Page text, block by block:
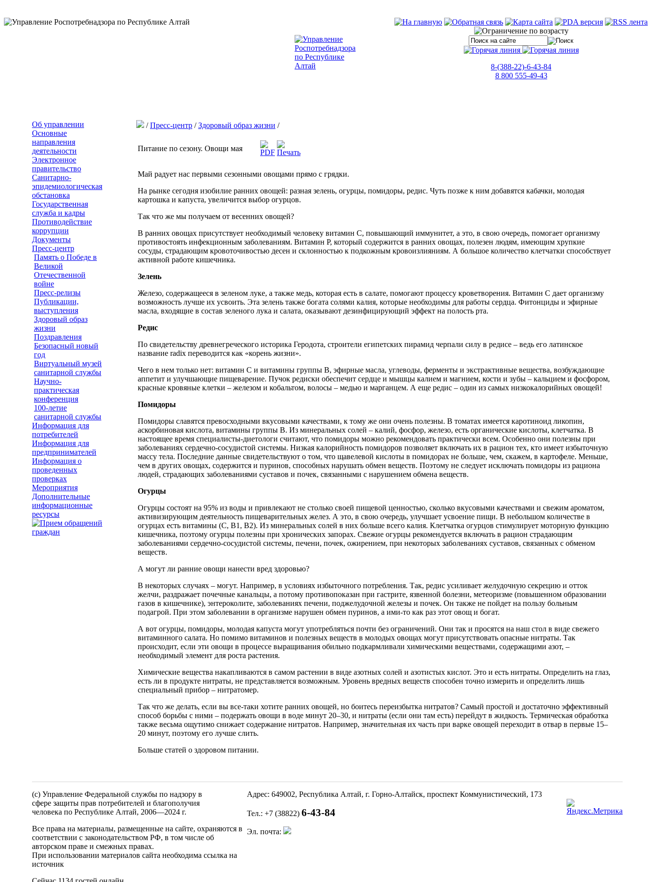
8-(388-22)-6-43-84
8 800 555-49-43
Об управлении
Основные
направления
деятельности
Электронное
правительство
Санитарно-
эпидемиологическая
обстановка
Государственная
служба и кадры
Противодействие
коррупции
Документы
Пресс-центр
Память о Победе в
Великой
Отечественной
войне
Пресс-релизы
Публикации,
выступления
Здоровый образ
жизни
Поздравления
Безопасный новый
год
Виртуальный музей
санитарной службы
Научно-
практическая
конференция
100-летие
санитарной службы
Информация для
потребителей
Информация для
предпринимателей
Информация о
проведенных
проверках
Мероприятия
Дополнительные
информационные
ресурсы
/Пресс-центр /Здоровый образ жизни /
Питание по сезону. Овощи мая
Май радует нас первыми сезонными овощами прямо с грядки.
На рынке сегодня изобилие ранних овощей: разная зелень, огурцы, помидоры, редис. Чуть позже к ним добавятся кабачки, молодая
картошка и капуста, увеличится выбор огурцов.
Так что же мы получаем от весенних овощей?
В ранних овощах присутствует необходимый человеку витамин С, повышающий иммунитет, а это, в свою очередь, помогает организму
противостоять инфекционным заболеваниям. Витамин Р, который содержится в ранних овощах, полезен людям, имеющим хрупкие
сосуды, страдающим кровоточивостью десен и склонностью к подкожным кровоизлияниям. А большое количество клетчатки способствует
активной работе кишечника.
Зелень
Железо, содержащееся в зеленом луке, а также медь, которая есть в салате, помогают процессу кроветворения. Витамин С дает организму
возможность лучше их усвоить. Эта зелень также богата солями калия, которые необходимы для работы сердца. Фитонциды и эфирные
масла, входящие в состав зеленого лука и салата, оказывают дезинфицирующий эффект на полость рта.
Редис
По свидетельству древнегреческого историка Геродота, строители египетских пирамид черпали силу в редисе – ведь его латинское
название radix переводится как «корень жизни».
Чего в нем только нет: витамин С и витамины группы В, эфирные масла, углеводы, ферменты и экстрактивные вещества, возбуждающие
аппетит и улучшающие пищеварение. Пучок редиски обеспечит сердце и мышцы калием и магнием, кости и зубы – кальцием и фосфором,
красные кровяные клетки – железом и кобальтом, волосы – медью и марганцем. А еще редис – один из самых низкокалорийных овощей!
Помидоры
Помидоры славятся превосходными вкусовыми качествами, к тому же они очень полезны. В томатах имеется каротиноид ликопин,
аскорбиновая кислота, витамины группы В. Из минеральных солей – калий, фосфор, железо, есть органические кислоты, клетчатка. В
настоящее время специалисты-диетологи считают, что помидоры можно рекомендовать практически всем. Особенно они полезны при
заболеваниях сердечно-сосудистой системы. Низкая калорийность помидоров позволяет включать их в рацион тех, кто имеет избыточную
массу тела. Последние данные свидетельствуют о том, что щавелевой кислоты в помидорах не больше, чем, скажем, в картофеле. Меньше,
чем в других овощах, содержится и пуринов, способных нарушать обмен веществ. Поэтому не следует исключать помидоры из рациона
людей, страдающих заболеваниями суставов и почек, связанными с нарушением обмена веществ.
Огурцы
Огурцы состоят на 95% из воды и привлекают не столько своей пищевой ценностью, сколько вкусовыми качествами и свежим ароматом,
активизирующим деятельность пищеварительных желез. А это, в свою очередь, улучшает усвоение пищи. В небольшом количестве в
огурцах есть витамины (С, В1, В2). Из минеральных солей в них больше всего калия. Клетчатка огурцов стимулирует моторную функцию
кишечника, поэтому огурцы полезны при хронических запорах. Свежие огурцы рекомендуется включать в рацион страдающим
заболеваниями сердечно-сосудистой системы, печени, почек, ожирением, при некоторых заболеваниях суставов, связанных с обменом
веществ.
А могут ли ранние овощи нанести вред здоровью?
В некоторых случаях – могут. Например, в условиях избыточного потребления. Так, редис усиливает желудочную секрецию и отток
желчи, раздражает почечные канальцы, а потому противопоказан при гастрите, язвенной болезни, метеоризме (повышенном образовании
газов в кишечнике), энтероколите, заболеваниях печени, поджелудочной железы и почек. Он также не пойдет на пользу больным
подагрой. При этом заболевании в организме нарушен обмен пуринов, а ими-то как раз этот овощ и богат.
А вот огурцы, помидоры, молодая капуста могут употребляться почти без ограничений. Они так и просятся на наш стол в виде свежего
витаминного салата. Но помимо витаминов и полезных веществ в молодых овощах могут присутствовать опасные нитраты. Так
происходит, если эти овощи в процессе выращивания обильно подкармливали химическими веществами, содержащими азот, –
необходимый элемент для роста растения.
Химические вещества накапливаются в самом растении в виде азотных солей и азотистых кислот. Это и есть нитраты. Определить на глаз,
есть ли в продукте нитраты, не представляется возможным. Уровень вредных веществ способен точно измерить и определить лишь
специальный прибор – нитратомер.
Так что же делать, если вы все-таки хотите ранних овощей, но боитесь переизбытка нитратов? Самый простой и достаточно эффективный
способ борьбы с ними – подержать овощи в воде минут 20–30, и нитраты (если они там есть) перейдут в жидкость. Термическая обработка
также весьма ощутимо снижает содержание нитратов. Например, значительная их часть при варке овощей переходит в отвар в первые 15–
20 минут, поэтому его лучше слить.
Больше статей о здоровом питании.
(c) Управление Федеральной службы по надзору в
сфере защиты прав потребителей и благополучия
человека по Республике Алтай, 2006—2024 г.
Все права на материалы, размещенные на сайте, охраняются в
соответствии с законодательством РФ, в том числе об
авторском праве и смежных правах.
При использовании материалов сайта необходима ссылка на
источник
Адрес: 649002, Республика Алтай, г. Горно-Алтайск, проспект Коммунистический, 173
Тел.: +7 (38822) 6-43-84
Эл. почта: